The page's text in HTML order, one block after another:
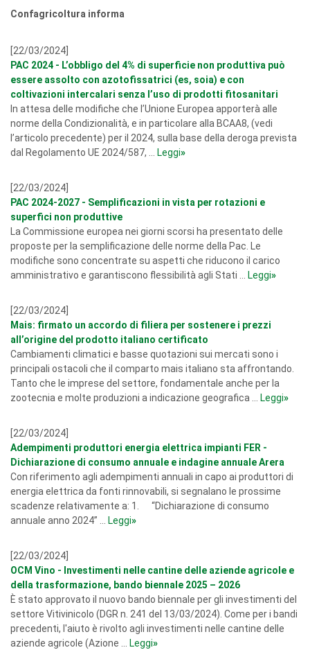
Confagricoltura informa
[22/03/2024]
PAC 2024 - L’obbligo del 4% di superficie non produttiva può
essere assolto con azotofissatrici (es, soia) e con
coltivazioni intercalari senza l’uso di prodotti fitosanitari
In attesa delle modifiche che l’Unione Europea apporterà alle
norme della Condizionalità, e in particolare alla BCAA8, (vedi
l’articolo precedente) per il 2024, sulla base della deroga prevista
dal Regolamento UE 2024/587, ...
Leggi»
[22/03/2024]
PAC 2024-2027 - Semplificazioni in vista per rotazioni e
superfici non produttive
La Commissione europea nei giorni scorsi ha presentato delle
proposte per la semplificazione delle norme della Pac. Le
modifiche sono concentrate su aspetti che riducono il carico
amministrativo e garantiscono flessibilità agli Stati ...
Leggi»
[22/03/2024]
Mais: firmato un accordo di filiera per sostenere i prezzi
all’origine del prodotto italiano certificato
Cambiamenti climatici e basse quotazioni sui mercati sono i
principali ostacoli che il comparto mais italiano sta affrontando.
Tanto che le imprese del settore, fondamentale anche per la
zootecnia e molte produzioni a indicazione geografica ...
Leggi»
[22/03/2024]
Adempimenti produttori energia elettrica impianti FER -
Dichiarazione di consumo annuale e indagine annuale Arera
Con riferimento agli adempimenti annuali in capo ai produttori di
energia elettrica da fonti rinnovabili, si segnalano le prossime
scadenze relativamente a: 1. “Dichiarazione di consumo
annuale anno 2024” ...
Leggi»
[22/03/2024]
OCM Vino - Investimenti nelle cantine delle aziende agricole e
della trasformazione, bando biennale 2025 – 2026
È stato approvato il nuovo bando biennale per gli investimenti del
settore Vitivinicolo (DGR n. 241 del 13/03/2024). Come per i bandi
precedenti, l'aiuto è rivolto agli investimenti nelle cantine delle
aziende agricole (Azione ...
Leggi»